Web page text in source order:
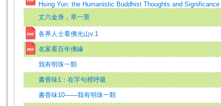
Hsing Yun: the Humanistic Buddhist Thoughts and
丈六金身，草一莖
各界人士看佛光山v.1
名家看百年佛緣
我有明珠一顆
書香味1：在字句裡呼吸
書香味10——我有明珠一顆